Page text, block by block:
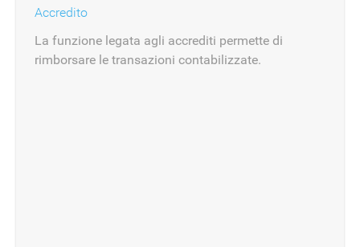
Accredito
La funzione legata agli accrediti permette di
rimborsare le transazioni contabilizzate.